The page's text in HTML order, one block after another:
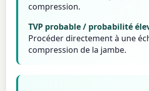
compression.
TVP probable / probabilité
Procéder directement à une
compression de la jambe.